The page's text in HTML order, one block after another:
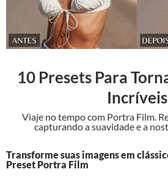
10 Presets Para
Incríveis
Viaje no tempo com Portra Film.
capturando a suavidade e a
Transforme suas imagens em
Preset Portra Film